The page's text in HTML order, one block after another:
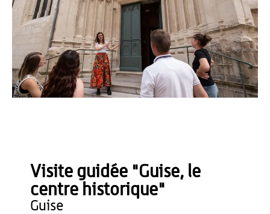
Visite guidée "Guise, le
centre historique"
guise